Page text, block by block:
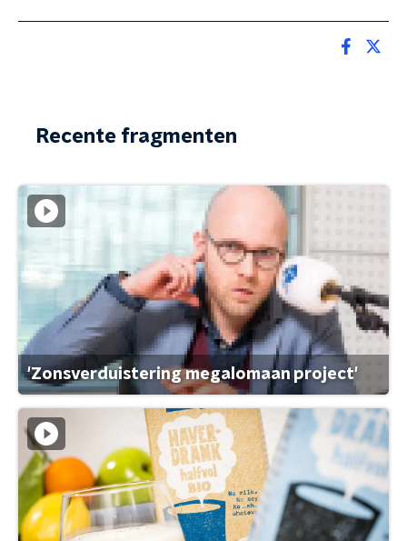
Recente fragmenten
'Zonsverduistering megalomaan project'